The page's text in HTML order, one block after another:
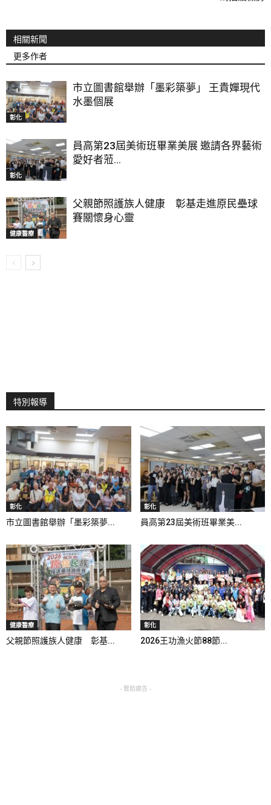
相關新聞
更多作者
彰化
市立圖書館舉辦「墨彩築夢」 王貴嬋現代
水墨個展
彰化
員高第23屆美術班畢業美展 邀請各界藝術
愛好者蒞...
健康醫療
父親節照護族人健康 彰基走進原民壘球
賽關懷身心靈
特別報導
彰化
市立圖書館舉辦「墨彩築夢...
彰化
員高第23屆美術班畢業美...
健康醫療
父親節照護族人健康 彰基...
彰化
2026王功漁火節88節...
- 贊助廣告 -